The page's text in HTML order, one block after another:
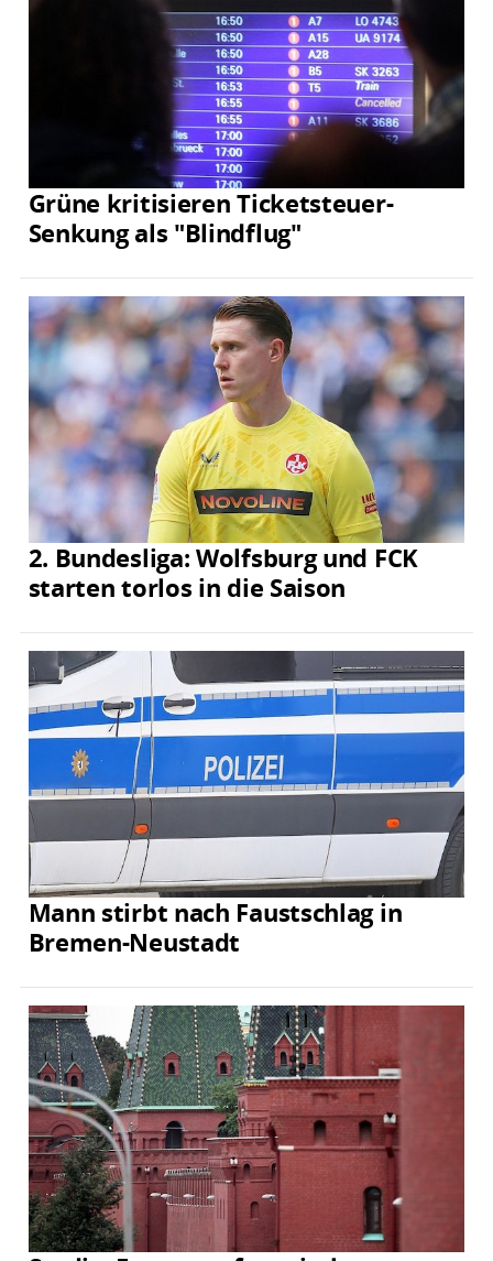
Grüne kritisieren Ticketsteuer-
Senkung als "Blindflug"
2. Bundesliga: Wolfsburg und FCK
starten torlos in die Saison
Mann stirbt nach Faustschlag in
Bremen-Neustadt